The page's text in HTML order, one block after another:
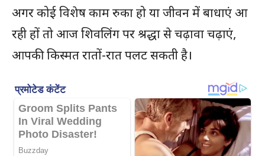
अगर कोई विशेष काम रुका हो या जीवन में बाधाएं आ
रही हों तो आज शिवलिंग पर श्रद्धा से चढ़ावा चढ़ाएं,
आपकी किस्मत रातों-रात पलट सकती है।